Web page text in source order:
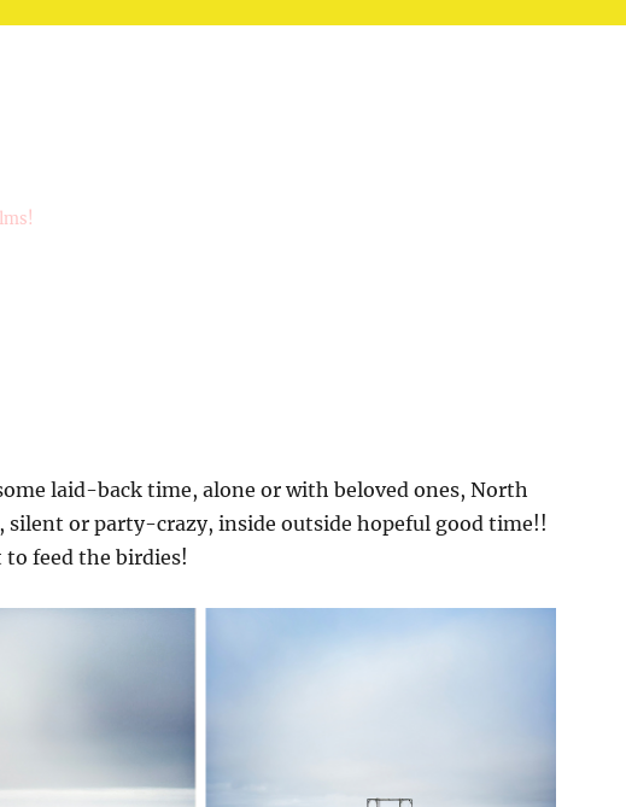
laid-back time, alone or with beloved ones, North
silent or party-crazy, inside outside hopeful good time!!
to feed the birdies!